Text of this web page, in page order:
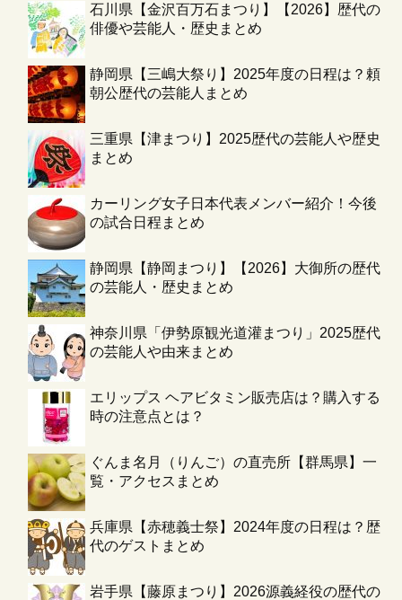
石川県【金沢百万石まつり】【2026】歴代の
俳優や芸能人・歴史まとめ
静岡県【三嶋大祭り】2025年度の日程は？頼
朝公歴代の芸能人まとめ
三重県【津まつり】2025歴代の芸能人や歴史
まとめ
カーリング女子日本代表メンバー紹介！今後
の試合日程まとめ
静岡県【静岡まつり】【2026】大御所の歴代
の芸能人・歴史まとめ
神奈川県「伊勢原観光道灌まつり」2025歴代
の芸能人や由来まとめ
エリップス ヘアビタミン販売店は？購入する
時の注意点とは？
ぐんま名月（りんご）の直売所【群馬県】一
覧・アクセスまとめ
兵庫県【赤穂義士祭】2024年度の日程は？歴
代のゲストまとめ
岩手県【藤原まつり】2026源義経役の歴代の